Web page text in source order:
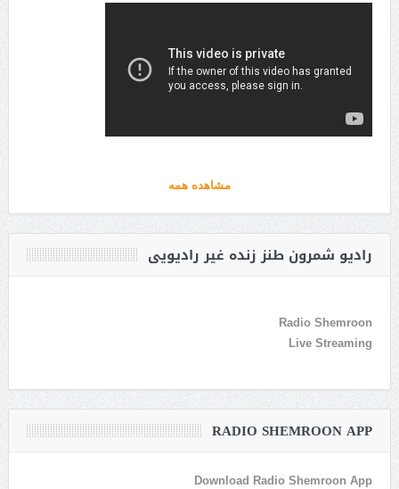
مشاهده همه
رادیو شمرون طنز زنده غیر رادیویی
Radio Shemroon
Live Streaming
RADIO SHEMROON APP
Download Radio Shemroon App